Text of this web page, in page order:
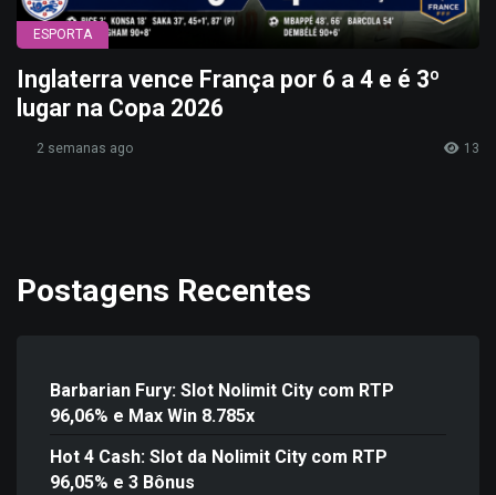
ESPORTA
Inglaterra vence França por 6 a 4 e é 3º
lugar na Copa 2026
2 semanas ago 13
Postagens Recentes
Barbarian Fury: Slot Nolimit City com RTP
96,06% e Max Win 8.785x
Hot 4 Cash: Slot da Nolimit City com RTP
96,05% e 3 Bônus